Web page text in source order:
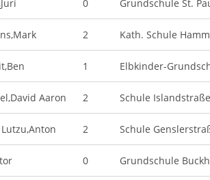
0 Grundschule St.
2 Kath. Schule
1 Elbkinder-
Aaron 2 Schule
2 Schule
0 Grundschule